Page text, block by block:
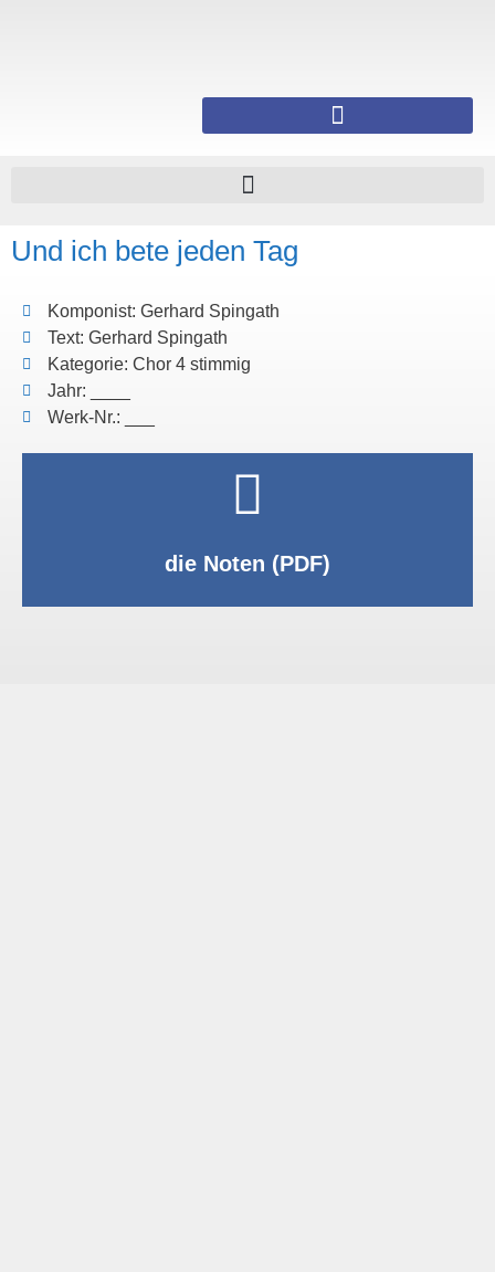
Und ich bete jeden Tag
Komponist: Gerhard Spingath
Text: Gerhard Spingath
Kategorie: Chor 4 stimmig
Jahr: ____
Werk-Nr.: ___
die Noten (PDF)